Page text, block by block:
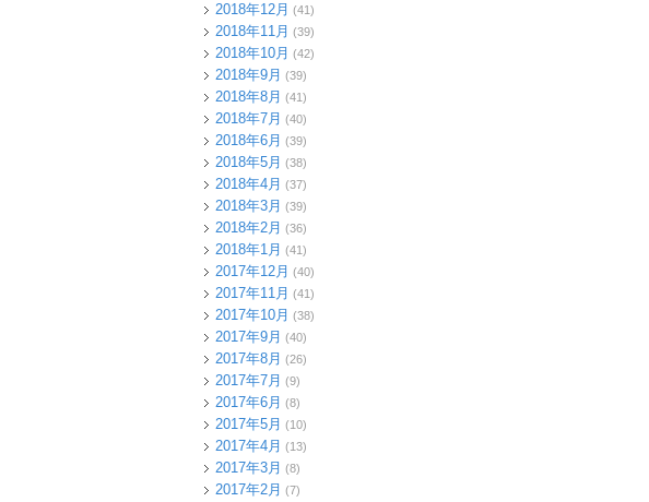
2018年12月 (41)
2018年11月 (39)
2018年10月 (42)
2018年9月 (39)
2018年8月 (41)
2018年7月 (40)
2018年6月 (39)
2018年5月 (38)
2018年4月 (37)
2018年3月 (39)
2018年2月 (36)
2018年1月 (41)
2017年12月 (40)
2017年11月 (41)
2017年10月 (38)
2017年9月 (40)
2017年8月 (26)
2017年7月 (9)
2017年6月 (8)
2017年5月 (10)
2017年4月 (13)
2017年3月 (8)
2017年2月 (7)